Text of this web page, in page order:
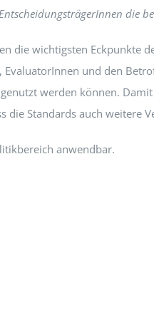
die
die wichtigsten Eckpunkte
und den
werden können.
die Standards auch weitere
anwendbar.